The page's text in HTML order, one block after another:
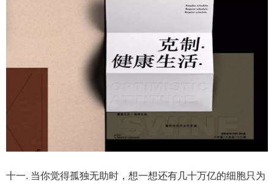
十一. 当你觉得孤独无助时，想一想还有几十万亿的细胞只为